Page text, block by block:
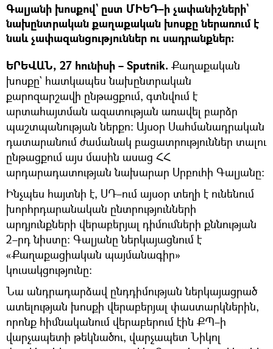
Գալյանի խոսքով` ըստ ՄԻԵԴ–ի չափանիշների`
նախընտրական քաղաքական խոսքը ներառում է
նաև չափազանցություններ ու սադրանքներ։
ԵՐԵՎԱՆ, 27 հունիսի – Sputnik. Քաղաքական
խոսքը` հատկապես նախընտրական
քարոզարշավի ընթացքում, գտնվում է
արտահայտման ազատության առավել բարձր
պաշտպանության ներքո։ Այսօր Սահմանադրական
դատարանում ժամանակ բացատրություններ տալու
ընթացքում այս մասին ասաց ՀՀ
արդարադատության նախարար Սրբուհի Գալյանը։
Ինչպես հայտնի է, ՍԴ–ում այսօր տեղի է ունենում
խորհրդարանական ընտրությունների
արդյունքների վերաբերյալ դիմումների քննության
2–րդ նիստը։ Գալյանը ներկայացնում է
«Քաղաքացիական պայմանագիր»
կուսակցությունը։
Նա անդրադարձավ ընդդիմության ներկայացրած
ատելության խոսքի վերաբերյալ փաստարկներին,
որոնք հիմնականում վերաբերում էին ՔՊ–ի
վարչապետի թեկնածու, վարչապետ Նիկոլ